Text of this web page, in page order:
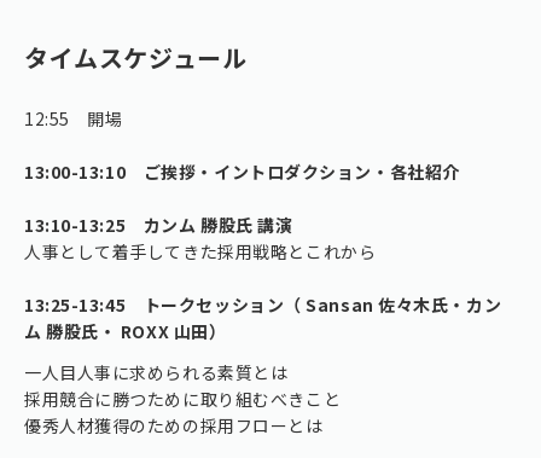
タイムスケジュール
12:55 開場
13:00-13:10 ご挨拶・イントロダクション・各社紹介
13:10-13:25 カンム 勝股氏 講演
人事として着手してきた採用戦略とこれから
13:25-13:45 トークセッション（ Sansan 佐々木氏・カン
ム 勝股氏・ ROXX 山田）
一人目人事に求められる素質とは
採用競合に勝つために取り組むべきこと
優秀人材獲得のための採用フローとは